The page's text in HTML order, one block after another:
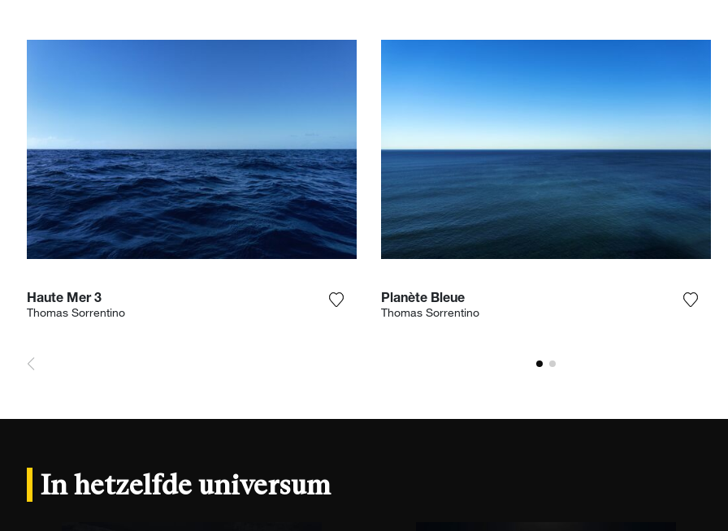
Haute Mer 3
Thomas Sorrentino Voeg het product toe aan mijn verlanglijst
Planète Bleue
Thomas Sorrentino Voeg
In hetzelfde universum